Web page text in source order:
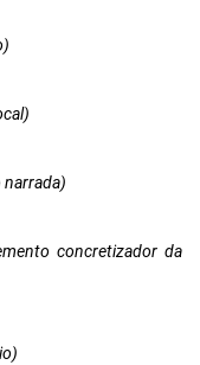
narrada)
concretizador da